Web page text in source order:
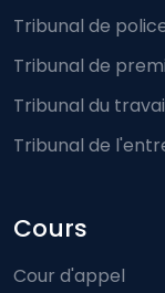
Tribunal de
Tribunal de
Tribunal du
Tribunal de
Cours
Cour d'appel